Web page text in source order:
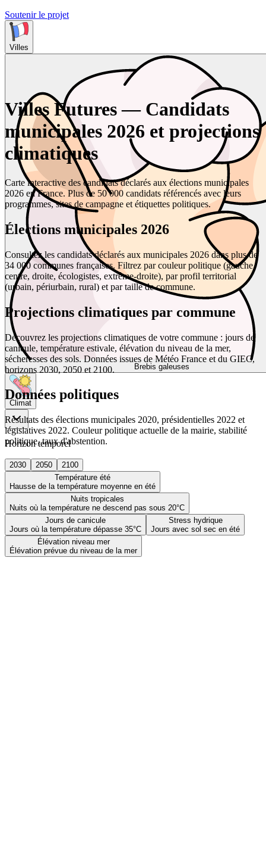
Soutenir le projet
Villes
Brebis galeuses
Climat
Horizon temporel
2030 2050
2100
Température été
Hausse de la température moyenne en été
Nuits tropicales
Nuits où la température ne descend pas sous 20°C
Jours de canicule
Jours où la température dépasse 35°C
Stress hydrique
Jours avec sol sec en été
Élévation niveau mer
Élévation prévue du niveau de la mer
Villes Futures — Candidats
municipales 2026 et projections
climatiques
Carte interactive des candidats déclarés aux élections municipales
2026 en France. Plus de 50 000 candidats référencés avec leurs
programmes, sites de campagne et étiquettes politiques.
Élections municipales 2026
Consultez les candidats déclarés aux municipales 2026 dans plus de
34 000 communes françaises. Filtrez par couleur politique (gauche,
centre, droite, écologistes, extrême-droite), par profil territorial
(urbain, périurbain, rural) et par taille de commune.
Projections climatiques par commune
Découvrez les projections climatiques de votre commune : jours de
canicule, température estivale, élévation du niveau de la mer,
sécheresses des sols. Données issues de Météo France et du GIEC,
horizons 2030, 2050 et 2100.
Données politiques
Résultats des élections municipales 2020, présidentielles 2022 et
législatives 2022. Couleur politique actuelle de la mairie, stabilité
politique, taux d'abstention.